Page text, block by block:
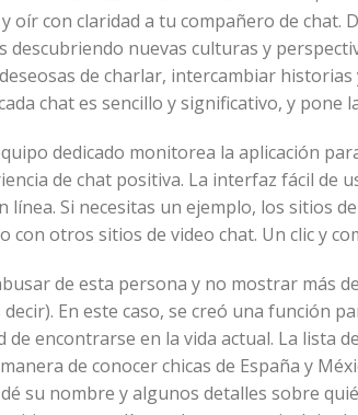
oír con claridad a tu compañero de chat.
descubriendo nuevas culturas y
de charlar, intercambiar
chat es sencillo y significativo, y pone
dedicado monitorea la aplicación
de chat positiva. La interfaz fácil de
línea. Si necesitas un ejemplo, los sitios
con otros sitios de video chat. Un clic y
de esta persona y no mostrar más
En este caso, se creó una función
de encontrarse en la vida actual. La lista
de conocer chicas de España y
su nombre y algunos detalles sobre